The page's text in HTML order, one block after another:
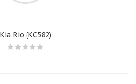
Kia Rio (КС582)